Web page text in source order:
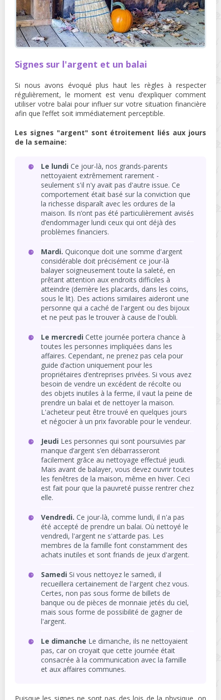
Signes sur l'argent et un balai
Si nous avons évoqué plus haut les règles à respecter
régulièrement, le moment est venu d’expliquer comment
utiliser votre balai pour influer sur votre situation financière
afin que l’effet soit immédiatement perceptible.
Les signes "argent" sont étroitement liés aux jours
de la semaine:
Le lundi Ce jour-là, nos grands-parents
nettoyaient extrêmement rarement -
seulement s'il n'y avait pas d'autre issue. Ce
comportement était basé sur la conviction que
la richesse disparaît avec les ordures de la
maison. Ils n’ont pas été particulièrement avisés
d’endommager lundi ceux qui ont déjà des
problèmes financiers.
Mardi. Quiconque doit une somme d'argent
considérable doit précisément ce jour-là
balayer soigneusement toute la saleté, en
prêtant attention aux endroits difficiles à
atteindre (derrière les placards, dans les coins,
sous le lit). Des actions similaires aideront une
personne qui a caché de l'argent ou des bijoux
et ne peut pas le trouver à cause de l'oubli.
Le mercredi Cette journée portera chance à
toutes les personnes impliquées dans les
affaires. Cependant, ne prenez pas cela pour
guide d’action uniquement pour les
propriétaires d’entreprises privées. Si vous avez
besoin de vendre un excédent de récolte ou
des objets inutiles à la ferme, il vaut la peine de
prendre un balai et de nettoyer la maison.
L'acheteur peut être trouvé en quelques jours
et négocier à un prix favorable pour le vendeur.
Jeudi Les personnes qui sont poursuivies par
manque d’argent s’en débarrasseront
facilement grâce au nettoyage effectué jeudi.
Mais avant de balayer, vous devez ouvrir toutes
les fenêtres de la maison, même en hiver. Ceci
est fait pour que la pauvreté puisse rentrer chez
elle.
Vendredi. Ce jour-là, comme lundi, il n'a pas
été accepté de prendre un balai. Où nettoyé le
vendredi, l'argent ne s'attarde pas. Les
membres de la famille font constamment des
achats inutiles et sont friands de jeux d'argent.
Samedi Si vous nettoyez le samedi, il
recueillera certainement de l'argent chez vous.
Certes, non pas sous forme de billets de
banque ou de pièces de monnaie jetés du ciel,
mais sous forme de possibilité de gagner de
l'argent.
Le dimanche Le dimanche, ils ne nettoyaient
pas, car on croyait que cette journée était
consacrée à la communication avec la famille
et aux affaires communes.